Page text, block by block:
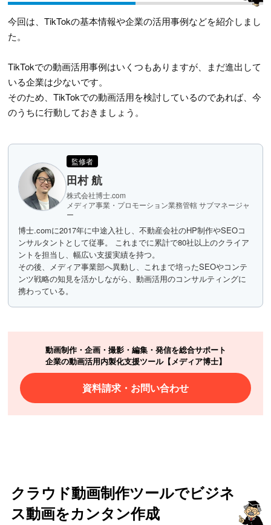
今回は、TikTokの基本情報や企業の活用事例などを紹介しまし
た。
TikTokでの動画活用事例はいくつもありますが、まだ進出して
いる企業は少ないです。
そのため、TikTokでの動画活用を検討しているのであれば、今
のうちに行動しておきましょう。
監修者
田村 航
株式会社博士.com
メディア事業・プロモーション業務管轄 サブマネージャ
ー
博士.comに2017年に中途入社し、不動産会社のHP制作やSEOコ
ンサルタントとして従事。 これまでに累計で80社以上のクライア
ントを担当し、幅広い支援実績を持つ。
その後、メディア事業部へ異動し、これまで培ったSEOやコンテ
ンツ戦略の知見を活かしながら、動画活用のコンサルティングに
携わっている。
動画制作・企画・撮影・編集・発信を総合サポート
企業の動画活用内製化支援ツール【メディア博士】
資料請求・お問い合わせ
クラウド動画制作ツールでビジネ
ス動画をカンタン作成